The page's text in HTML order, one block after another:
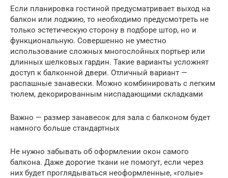
Если планировка гостиной предусматривает выход на
балкон или лоджию, то необходимо предусмотреть не
только эстетическую сторону в подборе штор, но и
функциональную. Совершенно не уместно
использование сложных многослойных портьер или
длинных шелковых гардин. Такие варианты усложнят
доступ к балконной двери. Отличный вариант —
распашные занавески. Можно комбинировать с легким
тюлем, декорированным ниспадающими складками
Важно — размер занавесок для зала с балконом будет
намного больше стандартных
Не нужно забывать об оформлении окон самого
балкона. Даже дорогие ткани не помогут, если через
них будет проглядываться неоформленные, «голые»